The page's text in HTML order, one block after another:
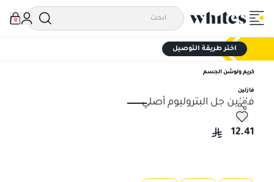
0
اختر طريقة التوصيل
كريم ولوشن الجسم
فازلين
فازلين جل البتروليوم أصلي
فازلين جل البتروليوم أصلي
12.41